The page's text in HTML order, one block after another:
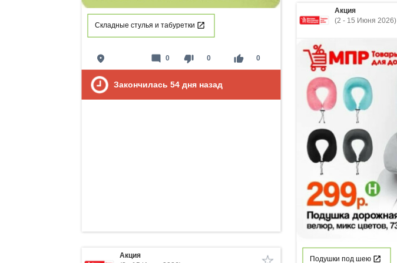
Складные стулья и табуретки
place thumb_down 0 thumb_up 0
mode_comment 0
Закончилась 54 дня назад
Акция
(2 - 15 Июня 2026)
Подушки под шею
Акция